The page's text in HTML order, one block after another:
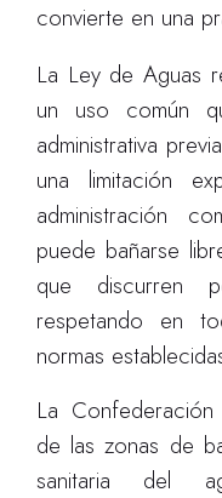
convierte en una
La Ley de Aguas
un uso común
administrativa
una limitación
administración
puede bañarse
que discurren
respetando en
normas
La
de las zonas de
sanitaria del